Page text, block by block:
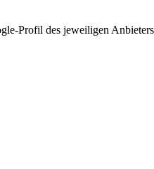
Profil des jeweiligen